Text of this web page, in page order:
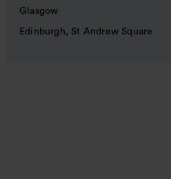
Glasgow
Edinburgh, St Andrew Square